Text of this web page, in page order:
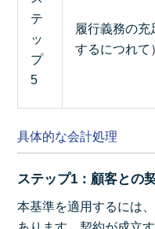
テ
ッ
プ
5
履行義務の充
するにつれて
具体的な会計処理
ステップ1：顧客との
本基準を適用するには